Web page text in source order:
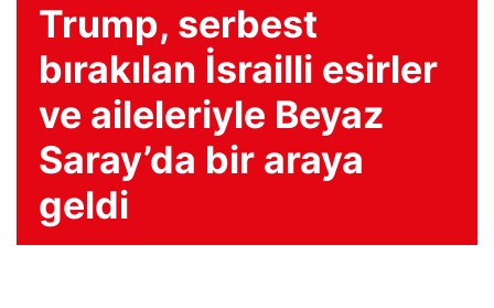
Trump, serbest
bırakılan İsrailli esirler
ve aileleriyle Beyaz
Saray’da bir araya
geldi